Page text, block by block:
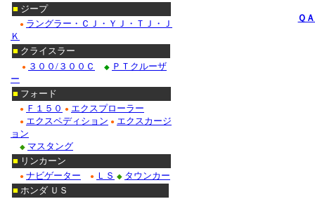
Ｑ
■ ジープ
● ラングラー・ＣＪ・ＹＪ・ＴＪ・Ｊ
Ｋ
■ クライスラー
● ３００/３００Ｃ ◆ ＰＴクルーザ
ー
■ フォード
● Ｆ１５０ ● エクスプローラー
● エクスペディション ● エクスカージ
ョン
◆ マスタング
■ リンカーン
● ナビゲーター ● ＬＳ ◆ タウンカー
■ ホンダ ＵＳ